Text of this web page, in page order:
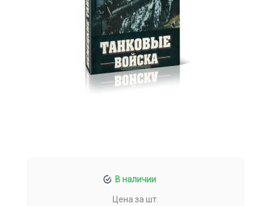
В наличии
Цена за шт.